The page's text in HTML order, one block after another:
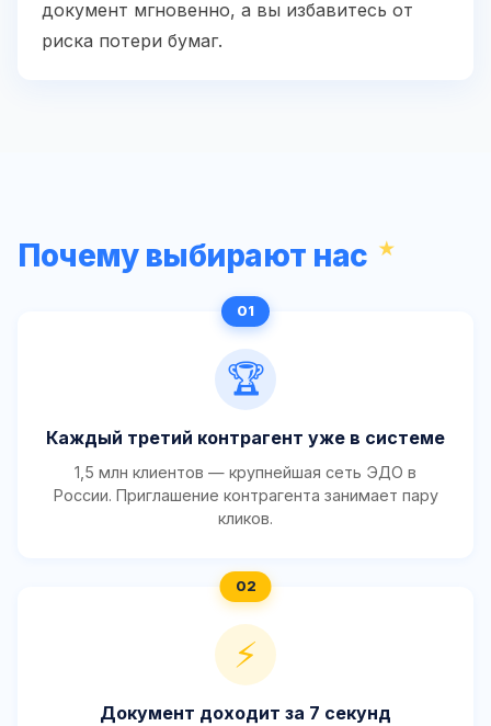
документ мгновенно, а вы избавитесь от
риска потери бумаг.
Почему выбирают нас
🏆
Каждый третий контрагент уже в системе
1,5 млн клиентов — крупнейшая сеть ЭДО в
России. Приглашение контрагента занимает пару
кликов.
⚡
Документ доходит за 7 секунд